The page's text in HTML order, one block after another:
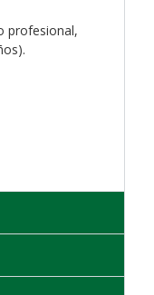
profesional,